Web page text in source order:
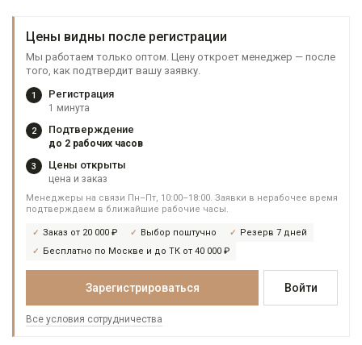
Цены видны после регистрации
Мы работаем только оптом. Цену откроет менеджер — после
того, как подтвердит вашу заявку.
1 Регистрация
1 минута
2 Подтверждение
до 2 рабочих часов
3 Цены открыты
цена и заказ
Менеджеры на связи Пн–Пт, 10:00–18:00. Заявки в нерабочее время
подтверждаем в ближайшие рабочие часы.
Заказ от 20 000 ₽ Выбор поштучно
Резерв 7 дней
Бесплатно по Москве и до ТК от 40 000 ₽
Зарегистрироваться Войти
Все условия сотрудничества